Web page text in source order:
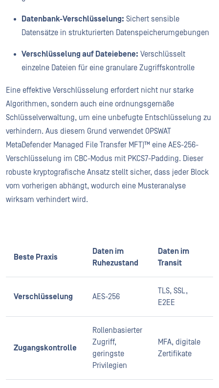
Datenbank-Verschlüsselung: Sichert sensible
Datensätze in strukturierten Datenspeicherumgebungen
Verschlüsselung auf Dateiebene: Verschlüsselt
einzelne Dateien für eine granulare Zugriffskontrolle
Eine effektive Verschlüsselung erfordert nicht nur starke
Algorithmen, sondern auch eine ordnungsgemäße
Schlüsselverwaltung, um eine unbefugte Entschlüsselung zu
verhindern. Aus diesem Grund verwendet OPSWAT
MetaDefender Managed File Transfer MFT)™ eine AES-256-
Verschlüsselung im CBC-Modus mit PKCS7-Padding. Dieser
robuste kryptografische Ansatz stellt sicher, dass jeder Block
vom vorherigen abhängt, wodurch eine Musteranalyse
wirksam verhindert wird.
Beste Praxis
Daten im
Ruhezustand
Daten im
Transit
Verschlüsselung AES-256
TLS, SSL,
E2EE
Zugangskontrolle
Rollenbasierter
Zugriff,
geringste
Privilegien
MFA, digitale
Zertifikate